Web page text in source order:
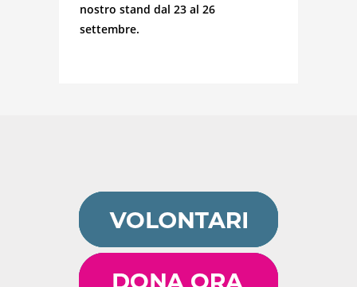
nostro stand dal 23 al 26
settembre.